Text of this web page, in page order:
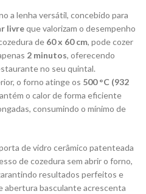
a lenha versátil, concebido para
livreque valorizam o desempenho
de 60 x 60 cm, pode cozer
2 minutos, oferecendo
no seu quintal.
o forno atinge os 500 °C (932
o calor de forma eficiente
consumindo o mínimo de
de vidro cerâmico patenteada
de cozedura sem abrir o forno,
resultados perfeitos e
abertura basculante acrescenta